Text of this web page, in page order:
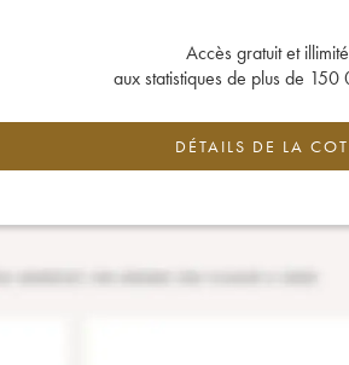
Accès gratuit et illimité
aux statistiques de plus de 150
DÉTAILS DE LA